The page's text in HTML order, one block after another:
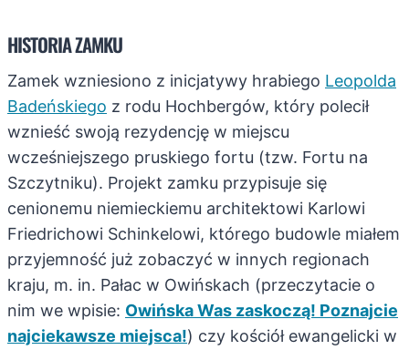
HISTORIA ZAMKU
Zamek wzniesiono z inicjatywy hrabiego Leopolda
Badeńskiego z rodu Hochbergów, który polecił
wznieść swoją rezydencję w miejscu
wcześniejszego pruskiego fortu (tzw. Fortu na
Szczytniku). Projekt zamku przypisuje się
cenionemu niemieckiemu architektowi Karlowi
Friedrichowi Schinkelowi, którego budowle miałem
przyjemność już zobaczyć w innych regionach
kraju, m. in. Pałac w Owińskach (przeczytacie o
nim we wpisie: Owińska Was zaskoczą! Poznajcie
najciekawsze miejsca!) czy kościół ewangelicki w